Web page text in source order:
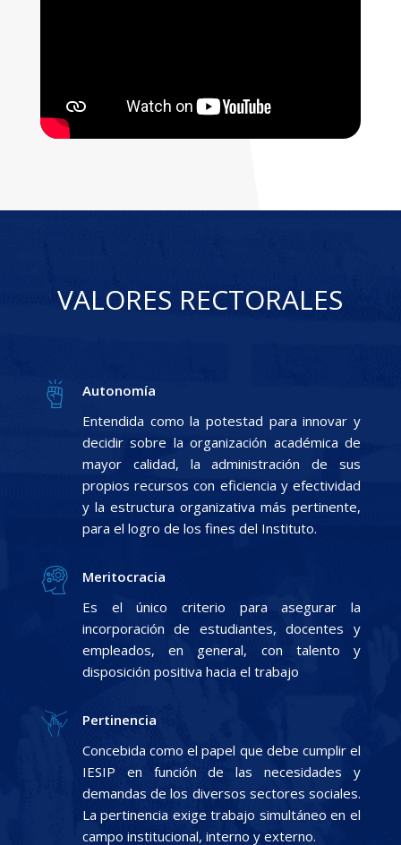
VALORES RECTORALES
Autonomía
Entendida como la potestad para innovar y
decidir sobre la organización académica de
mayor calidad, la administración de sus
propios recursos con eficiencia y efectividad
y la estructura organizativa más pertinente,
para el logro de los fines del Instituto.
Meritocracia
Es el único criterio para asegurar la
incorporación de estudiantes, docentes y
empleados, en general, con talento y
disposición positiva hacia el trabajo
Pertinencia
Concebida como el papel que debe cumplir el
IESIP en función de las necesidades y
demandas de los diversos sectores sociales.
La pertinencia exige trabajo simultáneo en el
campo institucional, interno y externo.